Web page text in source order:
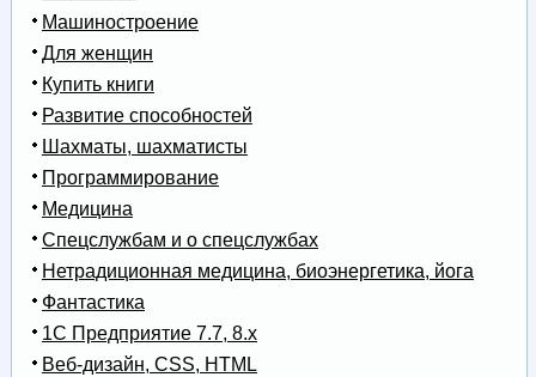
Машиностроение
Для женщин
Купить книги
Развитие способностей
Шахматы, шахматисты
Программирование
Медицина
Спецслужбам и о спецслужбах
Нетрадиционная медицина, биоэнергетика, йога
Фантастика
1С Предприятие 7.7, 8.x
Веб-дизайн, CSS, HTML